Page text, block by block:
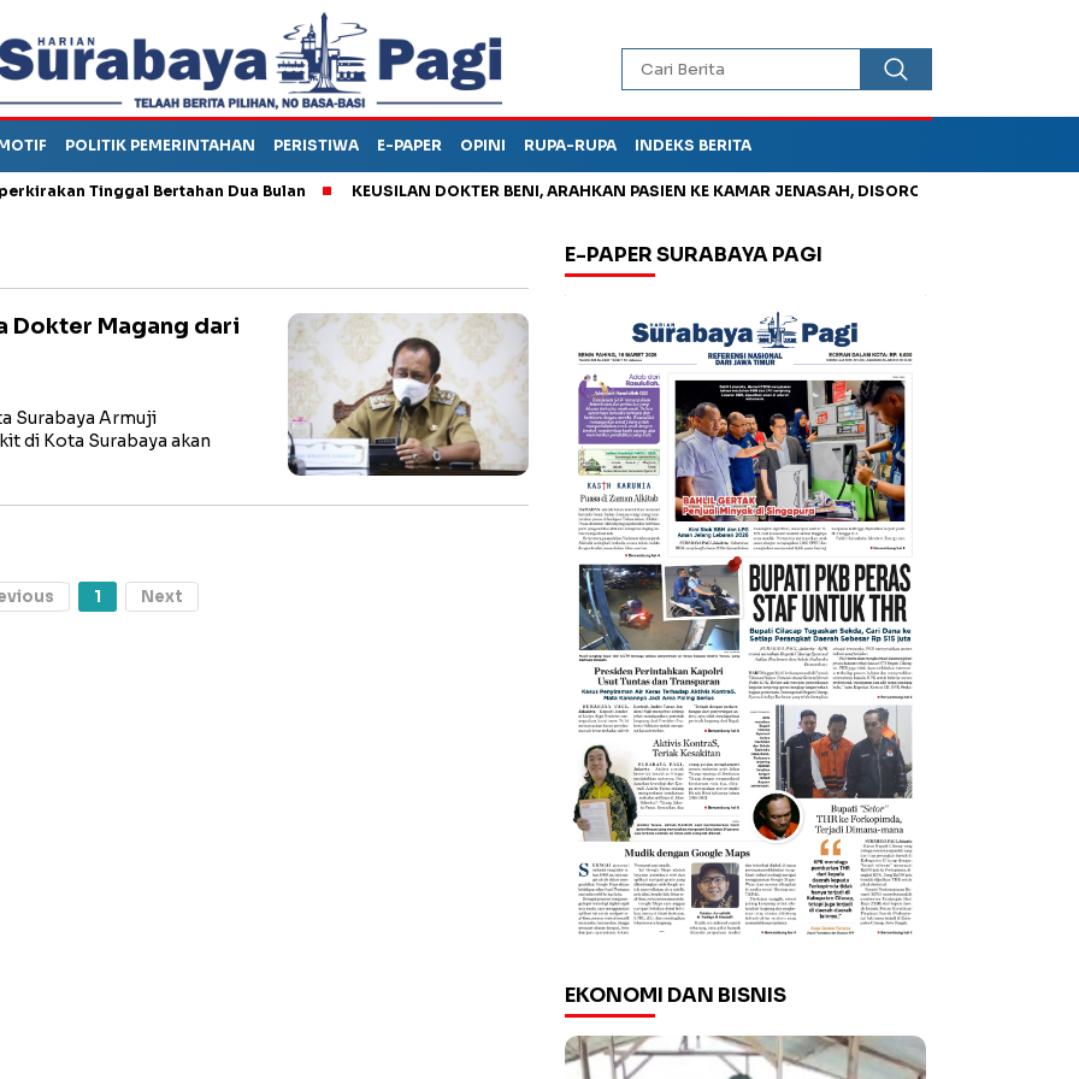
POLITIK PEMERINTAHAN PERISTIWA E-PAPER OPINI RUPA-RUPA INDEKS BERITA
Tinggal Bertahan Dua Bulan KEUSILAN DOKTER BENI, ARAHKAN PASIEN KE KAMAR JENASAH, DISOROT
Dokter Magang dari
Surabaya Armuji
di Kota Surabaya akan
1 Next
E-PAPER SURABAYA PAGI
EKONOMI DAN BISNIS